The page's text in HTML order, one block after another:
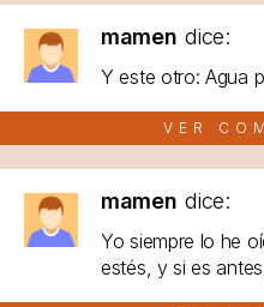
mamen dice:
Y este otro: Agua
VER
mamen dice:
Yo siempre lo he
estés, y si es